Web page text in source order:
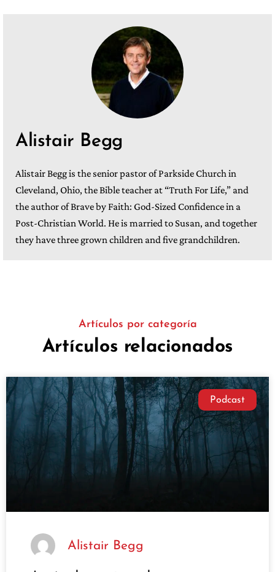
Alistair Begg
Alistair Begg is the senior pastor of Parkside Church in
Cleveland, Ohio, the Bible teacher at “Truth For Life,” and
the author of Brave by Faith: God-Sized Confidence in a
Post-Christian World. He is married to Susan, and together
they have three grown children and five grandchildren.
Artículos por categoría
Artículos relacionados
Podcast
Alistair Begg